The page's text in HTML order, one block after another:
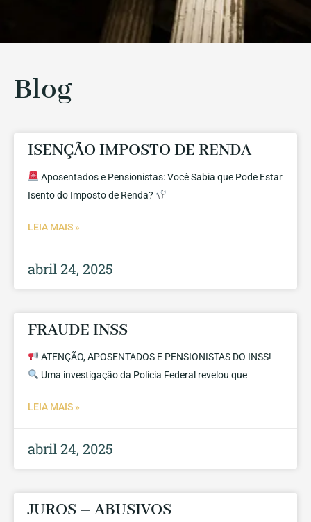
Blog
ISENÇÃO IMPOSTO DE RENDA
Aposentados e Pensionistas: Você Sabia que Pode Estar
Isento do Imposto de Renda?
LEIA MAIS »
abril 24, 2025
FRAUDE INSS
ATENÇÃO, APOSENTADOS E PENSIONISTAS DO INSS!
Uma investigação da Polícia Federal revelou que
LEIA MAIS »
abril 24, 2025
JUROS – ABUSIVOS